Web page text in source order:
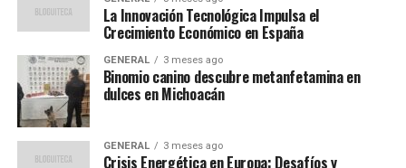
presionar a Europa en medio de tensiones políticas.
Por otro lado, el cambio climático ha jugado un papel
significativo en esta crisis. Un verano inusualmente
caluroso y seco redujo la producción hidroeléctrica en
varios países, mientras que la falta de viento disminuyó
la producción eólica. Esto ha obligado a muchos países a
depender más del gas y el carbón, elevando aún más los
La Innovación Tecnológica Impulsa el
Crecimiento Económico en España
GENERAL 3 meses ago
Binomio canino descubre metanfetamina en
dulces en Michoacán
GENERAL 3 meses ago
Crisis Energética en Europa: Desafíos y